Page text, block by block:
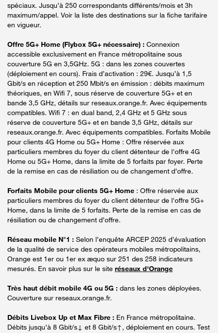
spéciaux. Jusqu’à 250 correspondants différents/mois et 3h
maximum/appel. Voir la liste des destinations sur la fiche tarifaire
en vigueur.
Offre 5G+ Home (Flybox 5G+ nécessaire) : Connexion
accessible exclusivement en France métropolitaine sous
couverture 5G en 3,5GHz. 5G : dans les zones couvertes
(déploiement en cours). Frais d’activation : 29€. Jusqu’à 1,5
Gbit/s en réception et 250 Mbit/s en émission : débits maximum
théoriques, en Wifi 7, sous réserve de couverture 5G+ et en
bande 3,5 GHz, détails sur reseaux.orange.fr. Avec équipements
compatibles. Wifi 7 : en dual band, 2,4 GHz et 5 GHz sous
réserve de couverture 5G+ et en bande 3,5 GHz, détails sur
reseaux.orange.fr. Avec équipements compatibles. Forfaits Mobile
pour clients 4G Home ou 5G+ Home : Offre réservée aux
particuliers membres du foyer du client détenteur de l'offre 4G
Home ou 5G+ Home, dans la limite de 5 forfaits par foyer. Perte
de la remise en cas de résiliation ou de changement d’offre.
Forfaits Mobile pour clients 5G+ Home : Offre réservée aux
particuliers membres du foyer du client détenteur de l'offre 5G+
Home, dans la limite de 5 forfaits. Perte de la remise en cas de
résiliation ou de changement d’offre.
Réseau mobile N°1 : Selon l’enquête ARCEP 2025 d’évaluation
de la qualité de service des opérateurs mobiles métropolitains,
Orange est 1er ou 1er ex æquo sur 251 des 258 indicateurs
mesurés. En savoir plus sur le site réseaux d'Orange
Très haut débit mobile 4G ou 5G : dans les zones déployées.
Couverture sur reseaux.orange.fr.
Débits Livebox Up et Max Fibre : En France métropolitaine.
Débits jusqu’à 8 Gbit/s↓ et 8 Gbit/s↑, déploiement en cours. Test